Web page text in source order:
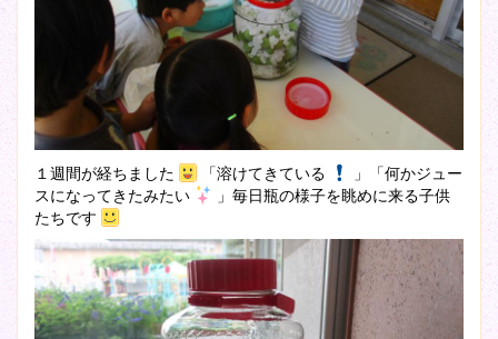
１週間が経ちました 「溶けてきている
」「何かジュー
スになってきたみたい
」毎日瓶の様子を眺めに来る子供
たちです